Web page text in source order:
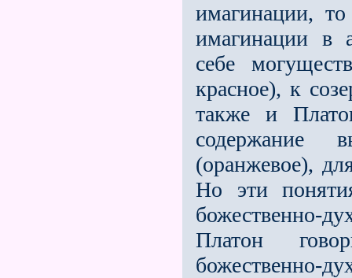
имагинации,
имагинации в
себе
красное), к
также и
содержание
(оранжевое),
Но эти
божественно-
Платон
божественно-